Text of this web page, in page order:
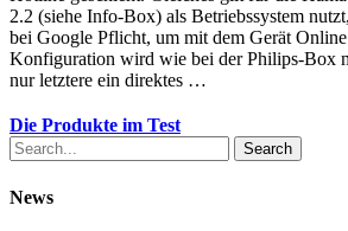
2.2 (siehe Info-Box) als Betriebssystem
bei Google Pflicht, um mit dem Gerät
Konfiguration wird wie bei der Philips-Box
nur letztere ein direktes …
Die Produkte im Test
Search
News